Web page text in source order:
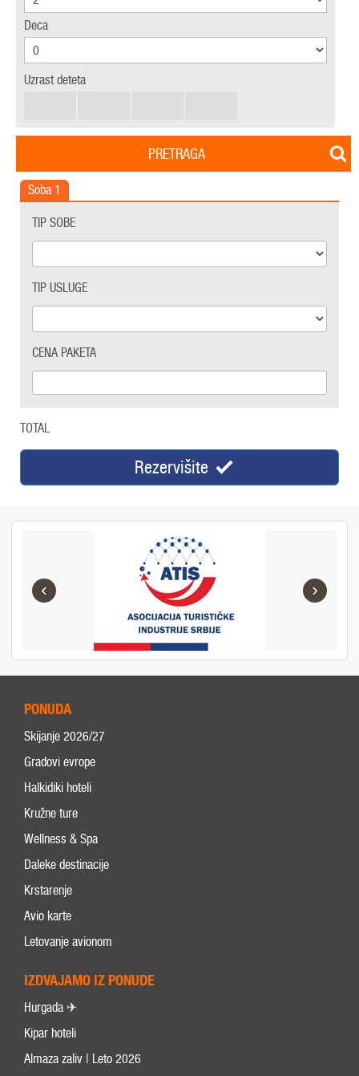
Deca
Uzrast deteta
PRETRAGA
Soba 1
TIP SOBE
TIP USLUGE
CENA PAKETA
TOTAL
Rezervišite
‹ ›
PONUDA
Skijanje 2026/27
Gradovi evrope
Halkidiki hoteli
Kružne ture
Wellness & Spa
Daleke destinacije
Krstarenje
Avio karte
Letovanje avionom
IZDVAJAMO IZ PONUDE
Hurgada ✈
Kipar hoteli
Almaza zaliv | Leto 2026